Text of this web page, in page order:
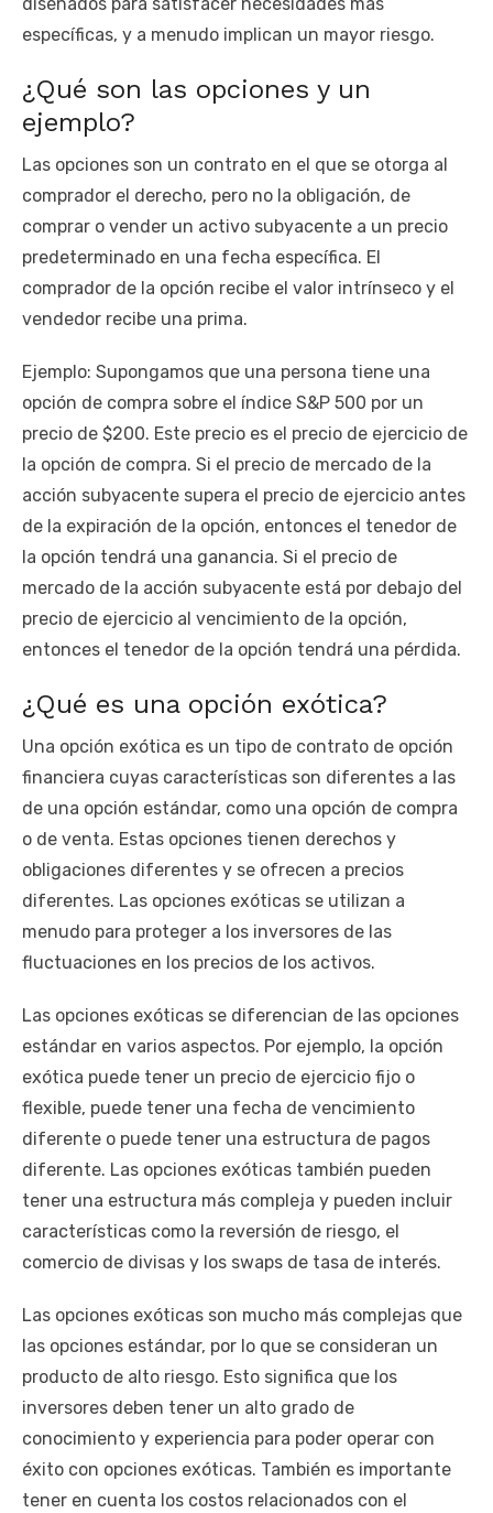
diseñados para satisfacer necesidades más
específicas, y a menudo implican un mayor riesgo.
¿Qué son las opciones y un
ejemplo?
Las opciones son un contrato en el que se otorga al
comprador el derecho, pero no la obligación, de
comprar o vender un activo subyacente a un precio
predeterminado en una fecha específica. El
comprador de la opción recibe el valor intrínseco y el
vendedor recibe una prima.
Ejemplo: Supongamos que una persona tiene una
opción de compra sobre el índice S&P 500 por un
precio de $200. Este precio es el precio de ejercicio de
la opción de compra. Si el precio de mercado de la
acción subyacente supera el precio de ejercicio antes
de la expiración de la opción, entonces el tenedor de
la opción tendrá una ganancia. Si el precio de
mercado de la acción subyacente está por debajo del
precio de ejercicio al vencimiento de la opción,
entonces el tenedor de la opción tendrá una pérdida.
¿Qué es una opción exótica?
Una opción exótica es un tipo de contrato de opción
financiera cuyas características son diferentes a las
de una opción estándar, como una opción de compra
o de venta. Estas opciones tienen derechos y
obligaciones diferentes y se ofrecen a precios
diferentes. Las opciones exóticas se utilizan a
menudo para proteger a los inversores de las
fluctuaciones en los precios de los activos.
Las opciones exóticas se diferencian de las opciones
estándar en varios aspectos. Por ejemplo, la opción
exótica puede tener un precio de ejercicio fijo o
flexible, puede tener una fecha de vencimiento
diferente o puede tener una estructura de pagos
diferente. Las opciones exóticas también pueden
tener una estructura más compleja y pueden incluir
características como la reversión de riesgo, el
comercio de divisas y los swaps de tasa de interés.
Las opciones exóticas son mucho más complejas que
las opciones estándar, por lo que se consideran un
producto de alto riesgo. Esto significa que los
inversores deben tener un alto grado de
conocimiento y experiencia para poder operar con
éxito con opciones exóticas. También es importante
tener en cuenta los costos relacionados con el